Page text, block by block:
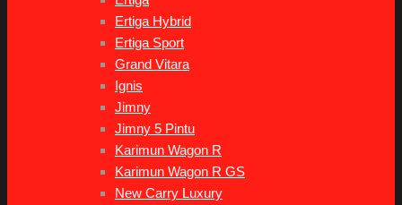
Ertiga Hybrid
Ertiga Sport
Grand Vitara
Ignis
Jimny
Jimny 5 Pintu
Karimun Wagon R
Karimun Wagon R GS
New Carry Luxury